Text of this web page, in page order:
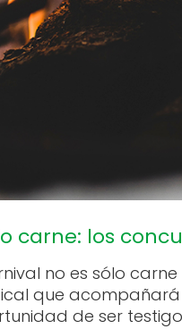
carne: los
no es sólo
que
de ser